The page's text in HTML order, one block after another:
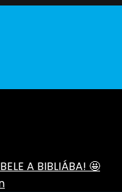
A BIBLIÁBA! 🤩